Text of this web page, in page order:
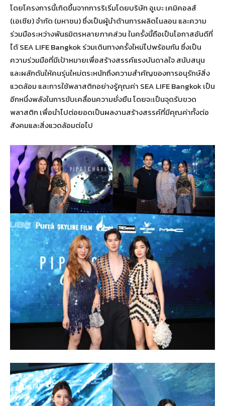
โดยโครงการนี้เกิดขึ้นจากการริเริ่มโดยบริษัท อูเบะ เคมิคอลส์
(เอเชีย) จำกัด (มหาชน) ซึ่งเป็นผู้นำด้านการผลิตไนลอน และความ
ร่วมมือระหว่างพันธมิตรหลายภาคส่วน ในครั้งนี้ถือเป็นโอกาสอันดีที่
ได้ SEA LIFE Bangkok ร่วมเดินทางครั้งใหม่ไปพร้อมกัน ซึ่งเป็น
ความร่วมมือที่มีเป้าหมายเพื่อสร้างสรรค์แรงบันดาลใจ สนับสนุน
และผลักดันให้คนรุ่นใหม่ตระหนักถึงความสำคัญของการอนุรักษ์สิ่ง
แวดล้อม และการใช้พลาสติกอย่างรู้คุณค่า SEA LIFE Bangkok เป็น
อีกหนึ่งพลังในการขับเคลื่อนความยั่งยืน โดยจะเป็นจุดรับขวด
พลาสติก เพื่อนำไปต่อยอดเป็นผลงานสร้างสรรค์ที่มีคุณค่าทั้งต่อ
สังคมและสิ่งแวดล้อมต่อไป